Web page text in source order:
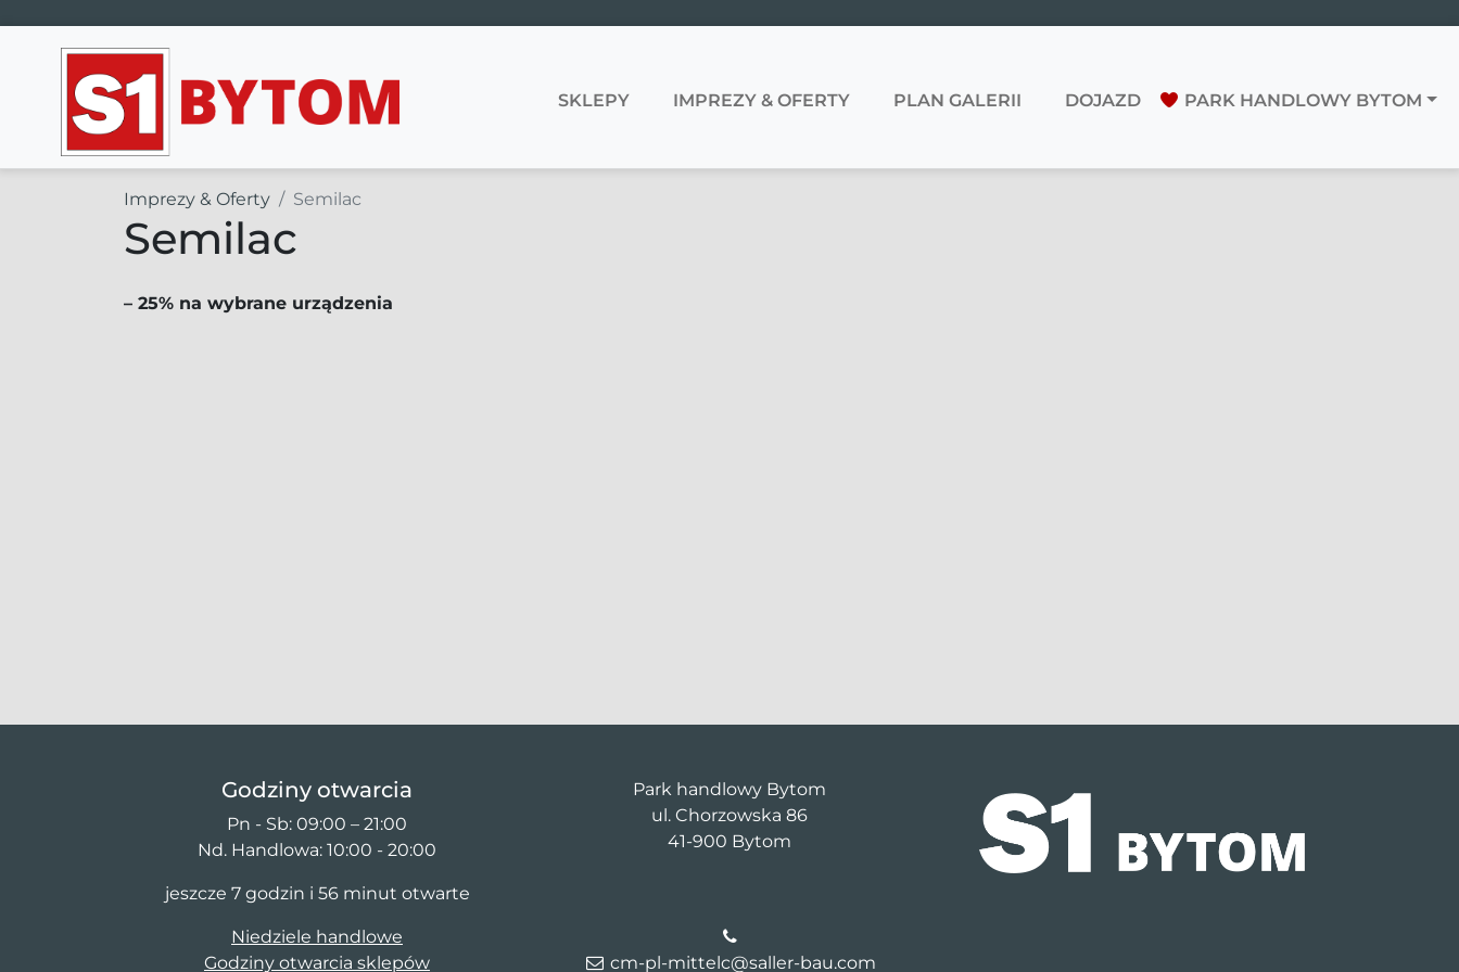
Main Navigation SKLEPY IMPREZY & OFERTY PLAN GALERII DOJAZD PARK HANDLOWY BYTOM
Imprezy & Oferty Semilac
Semilac
– 25% na wybrane urządzenia
Godziny otwarcia
Pn - Sb: 09:00 – 21:00
Nd. Handlowa: 10:00 - 20:00
jeszcze 7 godzin i 56 minut otwarte
Niedziele handlowe
Godziny otwarcia sklepów
Park handlowy Bytom
ul. Chorzowska 86
41-900 Bytom
cm-pl-mittelc@saller-bau.com